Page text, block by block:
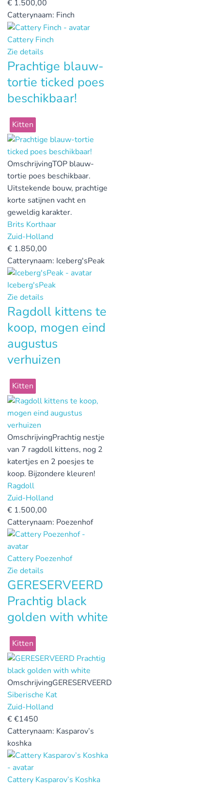
€ 1.500,00
Catterynaam: Finch
Cattery Finch
Zie details
Prachtige blauw-
tortie ticked poes
beschikbaar!
Kitten
OmschrijvingTOP blauw-
tortie poes beschikbaar.
Uitstekende bouw, prachtige
korte satijnen vacht en
geweldig karakter.
Brits Korthaar
Zuid-Holland
€ 1.850,00
Catterynaam: Iceberg'sPeak
Iceberg'sPeak
Zie details
Ragdoll kittens te
koop, mogen eind
augustus
verhuizen
Kitten
OmschrijvingPrachtig nestje
van 7 ragdoll kittens, nog 2
katertjes en 2 poesjes te
koop. Bijzondere kleuren!
Ragdoll
Zuid-Holland
€ 1.500,00
Catterynaam: Poezenhof
Cattery Poezenhof
Zie details
GERESERVEERD
Prachtig black
golden with white
Kitten
OmschrijvingGERESERVEERD
Siberische Kat
Zuid-Holland
€€1450
Catterynaam: Kasparov’s
koshka
Cattery Kasparov’s Koshka